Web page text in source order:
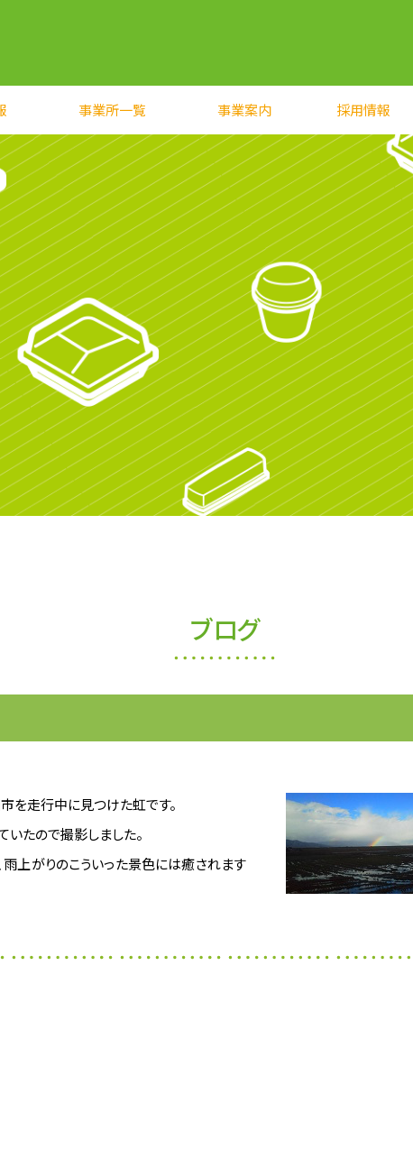
事業所一覧 事業案内 採用情報
ブログ
を走行中に見つけた虹です。
たので撮影しました。
上がりのこういった景色には癒されます